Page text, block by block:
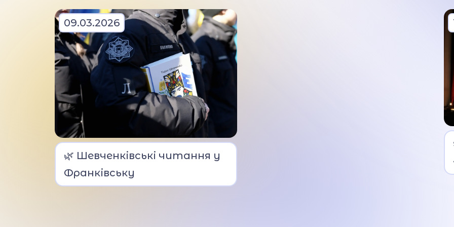
09.03.2026
Ліцеїсти вшанували
пам’ять Тараса Шевченка.
🌿 Шевченківські читання у
Франківську